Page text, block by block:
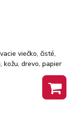
viečko, čisté,
kožu, drevo, papier